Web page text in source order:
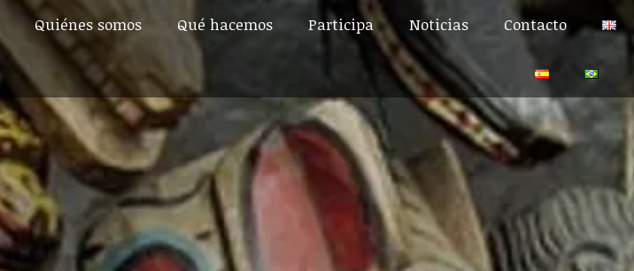
Quiénes somos Qué hacemos Participa Noticias Contacto
Quiénes somos Qué hacemos Participa Noticias Contacto